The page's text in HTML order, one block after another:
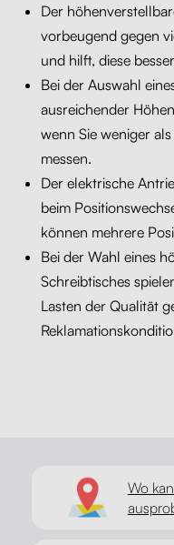
Der
vorbeugend gegen
und hilft, diese
Bei der Auswahl
ausreichender
wenn Sie weniger
messen.
Der elektrische
beim
können mehrere
Bei der Wahl eines
Schreibtisches
Lasten der Qualität
Wo